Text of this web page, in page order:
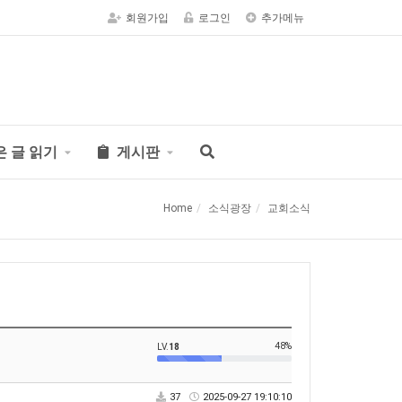
회원가입 로그인 추가메뉴
글 읽기 게시판
Home 소식광장 교회소식
LV.18 48%
37 2025-09-27 19:10:10